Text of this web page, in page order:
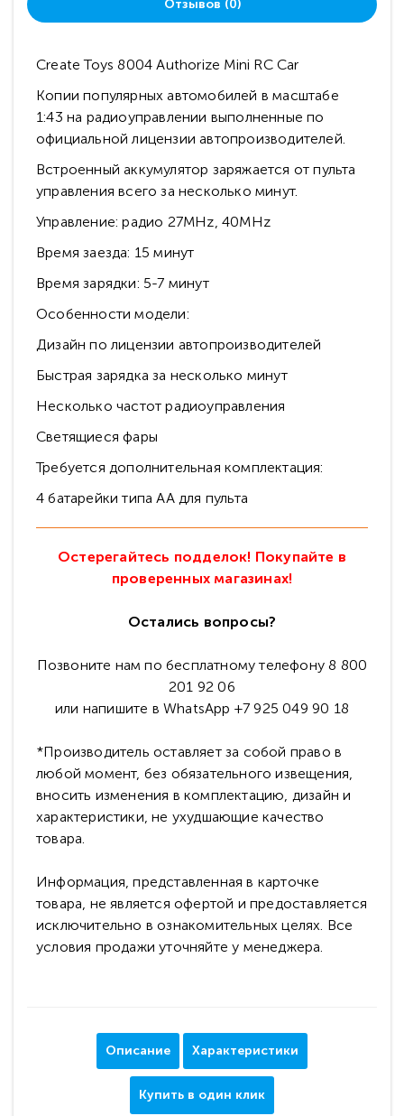
Отзывов (0)
Create Toys 8004 Authorize Mini RC Car
Копии популярных автомобилей в масштабе
1:43 на радиоуправлении выполненные по
официальной лицензии автопроизводителей.
Встроенный аккумулятор заряжается от пульта
управления всего за несколько минут.
Управление: радио 27MHz, 40MHz
Время заезда: 15 минут
Время зарядки: 5-7 минут
Особенности модели:
Дизайн по лицензии автопроизводителей
Быстрая зарядка за несколько минут
Несколько частот радиоуправления
Светящиеся фары
Требуется дополнительная комплектация:
4 батарейки типа АА для пульта
Остерегайтесь подделок! Покупайте в
проверенных магазинах!
Остались вопросы?
Позвоните нам по бесплатному телефону 8 800
201 92 06
или напишите в WhatsApp +7 925 049 90 18
*Производитель оставляет за собой право в
любой момент, без обязательного извещения,
вносить изменения в комплектацию, дизайн и
характеристики, не ухудшающие качество
товара.
Информация, представленная в карточке
товара, не является офертой и предоставляется
исключительно в ознакомительных целях. Все
условия продажи уточняйте у менеджера.
Описание Характеристики
Купить в один клик